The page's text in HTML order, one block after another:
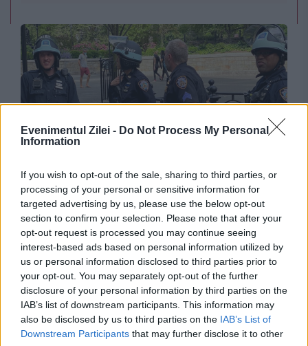
Evenimentul Zilei - Do Not Process My Personal
Information
If you wish to opt-out of the sale, sharing to third parties, or
processing of your personal or sensitive information for
targeted advertising by us, please use the below opt-out
section to confirm your selection. Please note that after your
opt-out request is processed you may continue seeing
interest-based ads based on personal information utilized by
us or personal information disclosed to third parties prior to
your opt-out. You may separately opt-out of the further
disclosure of your personal information by third parties on the
IAB’s list of downstream participants. This information may
also be disclosed by us to third parties on the IAB’s List of
Downstream Participants that may further disclose it to other
Descoperire macabră la o casă funerară din
Chicago. Au fost găsite peste 50 de cadavre
aflate în stare de descompunere